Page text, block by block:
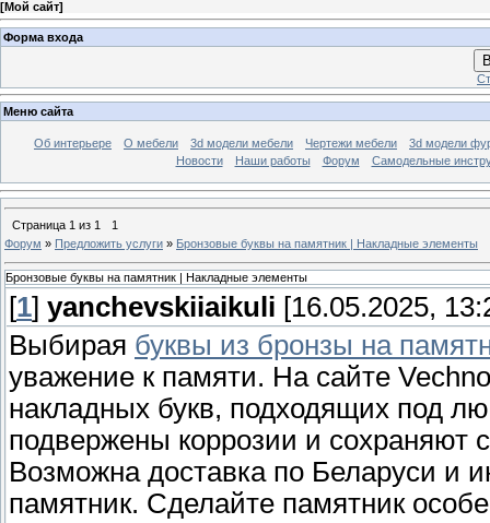
[Мой сайт]
Форма входа
Меню сайта
Об интерьере О мебели 3d модели мебели Чертежи мебели
3d модели
Новости
Наши работы Форум Самодельные
Страница 1 из 1
1
Форум » Предложить услуги » Бронзовые буквы на памятник | Накладные элементы
Бронзовые буквы на памятник | Накладные элементы
[1] yanchevskiiaikuli [16.05.2025,
Выбирая буквы из бронзы на
уважение к памяти. На сайте
накладных букв, подходящих под
подвержены коррозии и сохраняют
Возможна доставка по Беларуси и
памятник. Сделайте памятник